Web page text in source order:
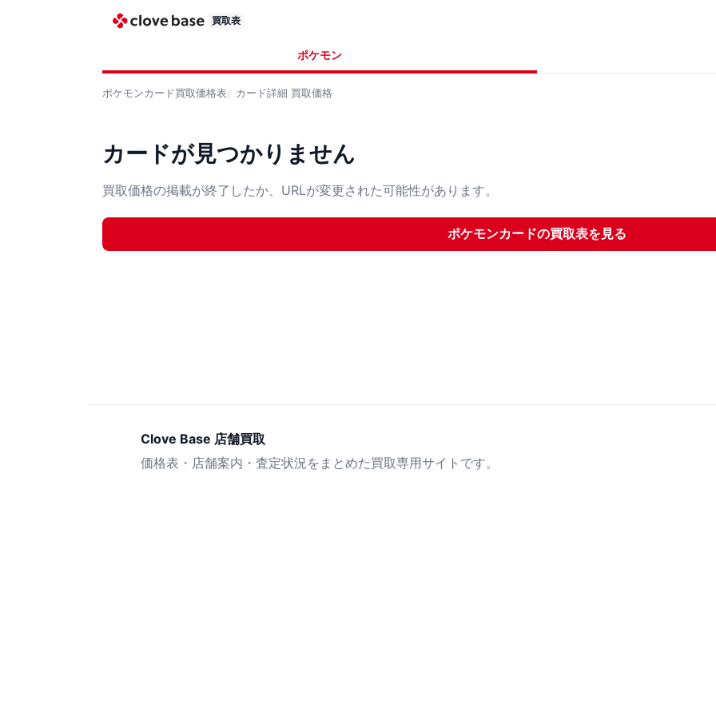
買取表
ポケモン
ポケモンカード買取価格表 カード詳細 買取価格
カードが見つかりません
買取価格の掲載が終了したか、URLが変更された可能性があります。
ポケモンカードの買取表を見る
Clove Base 店舗買取
価格表・店舗案内・査定状況をまとめた買取専用サイトです。